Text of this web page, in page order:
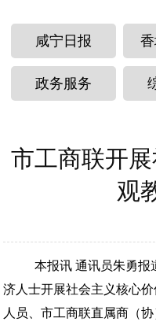
咸宁日报
政务服务
市工商联开
观
本报讯 通讯员朱勇报
济人士开展社会主义核心
人员、市工商联直属商（